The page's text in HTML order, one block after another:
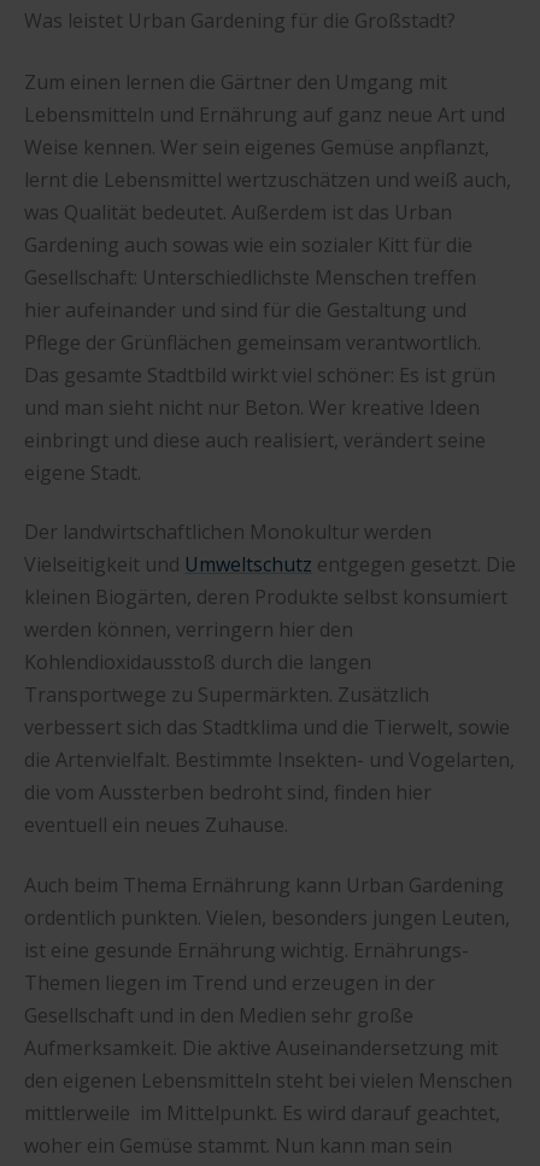
Was leistet Urban Gardening für die Großstadt?
Zum einen lernen die Gärtner den Umgang mit
Lebensmitteln und Ernährung auf ganz neue Art und
Weise kennen. Wer sein eigenes Gemüse anpflanzt,
lernt die Lebensmittel wertzuschätzen und weiß auch,
was Qualität bedeutet. Außerdem ist das Urban
Gardening auch sowas wie ein sozialer Kitt für die
Gesellschaft: Unterschiedlichste Menschen treffen
hier aufeinander und sind für die Gestaltung und
Pflege der Grünflächen gemeinsam verantwortlich.
Das gesamte Stadtbild wirkt viel schöner: Es ist grün
und man sieht nicht nur Beton. Wer kreative Ideen
einbringt und diese auch realisiert, verändert seine
eigene Stadt.
Der landwirtschaftlichen Monokultur werden
Vielseitigkeit und Umweltschutz entgegen gesetzt. Die
kleinen Biogärten, deren Produkte selbst konsumiert
werden können, verringern hier den
Kohlendioxidausstoß durch die langen
Transportwege zu Supermärkten. Zusätzlich
verbessert sich das Stadtklima und die Tierwelt, sowie
die Artenvielfalt. Bestimmte Insekten- und Vogelarten,
die vom Aussterben bedroht sind, finden hier
eventuell ein neues Zuhause.
Auch beim Thema Ernährung kann Urban Gardening
ordentlich punkten. Vielen, besonders jungen Leuten,
ist eine gesunde Ernährung wichtig. Ernährungs-
Themen liegen im Trend und erzeugen in der
Gesellschaft und in den Medien sehr große
Aufmerksamkeit. Die aktive Auseinandersetzung mit
den eigenen Lebensmitteln steht bei vielen Menschen
mittlerweile im Mittelpunkt. Es wird darauf geachtet,
woher ein Gemüse stammt. Nun kann man sein